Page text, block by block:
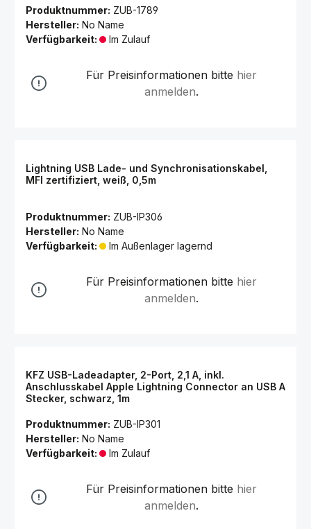
Produktnummer: ZUB-1789
Hersteller: No Name
Verfügbarkeit:
Im Zulauf
Für Preisinformationen bitte hier
anmelden.
Lightning USB Lade- und Synchronisationskabel,
MFI zertifiziert, weiß, 0,5m
Produktnummer: ZUB-IP306
Hersteller: No Name
Verfügbarkeit:
Im Außenlager lagernd
Für Preisinformationen bitte hier
anmelden.
KFZ USB-Ladeadapter, 2-Port, 2,1 A, inkl.
Anschlusskabel Apple Lightning Connector an USB A
Stecker, schwarz, 1m
Produktnummer: ZUB-IP301
Hersteller: No Name
Verfügbarkeit:
Im Zulauf
Für Preisinformationen bitte hier
anmelden.